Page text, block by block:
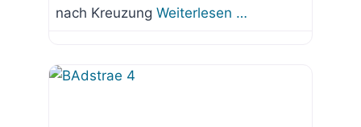
nach Kreuzung Weiterlesen …